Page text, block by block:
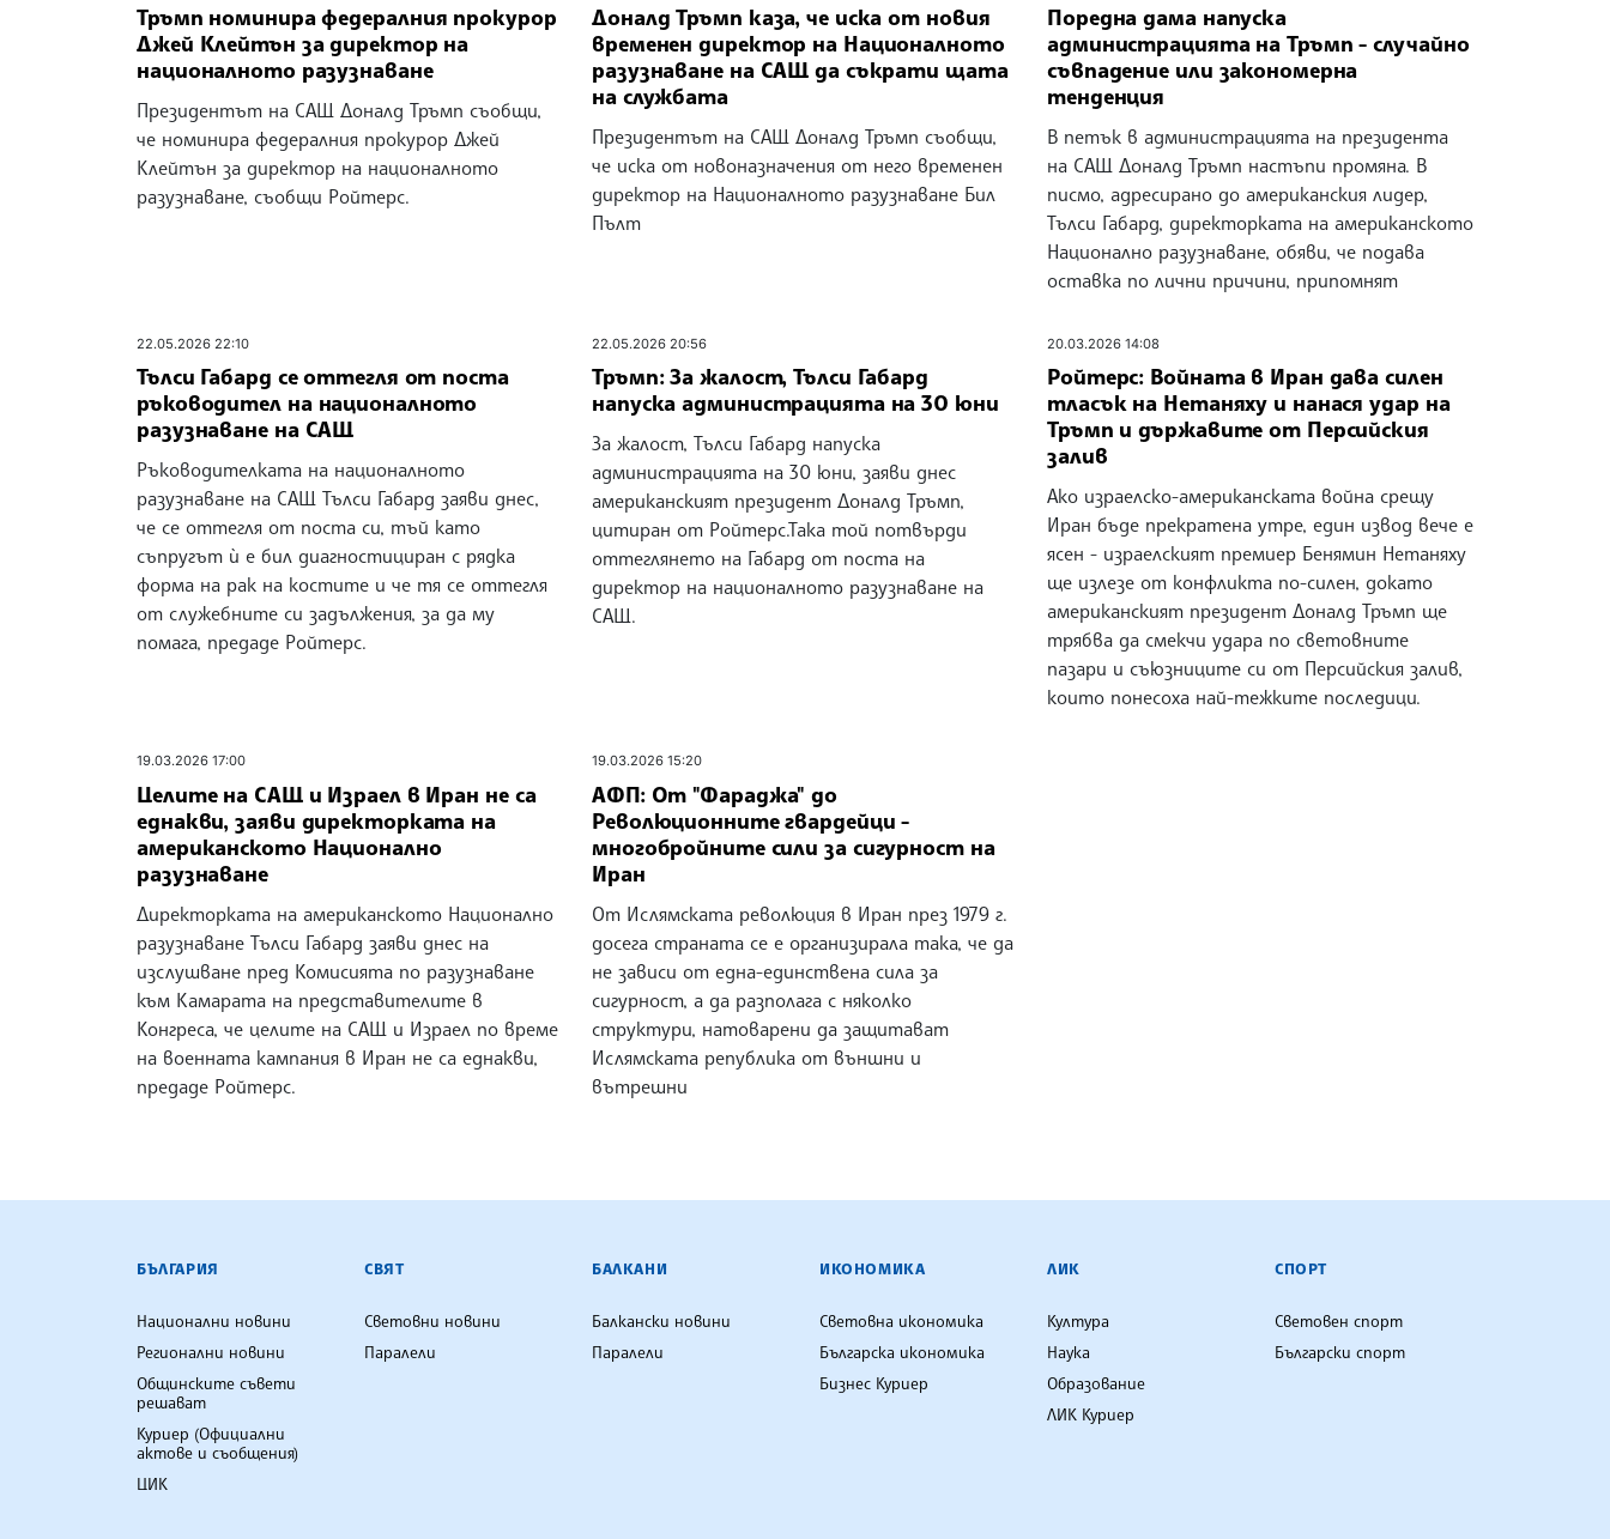
Тръмп номинира федералния прокурор
Джей Клейтън за директор на
националното разузнаване
Президентът на САЩ Доналд Тръмп съобщи,
че номинира федералния прокурор Джей
Клейтън за директор на националното
разузнаване, съобщи Ройтерс.
Доналд Тръмп каза, че иска от новия
временен директор на Националното
разузнаване на САЩ да съкрати щата
на службата
Президентът на САЩ Доналд Тръмп съобщи,
че иска от новоназначения от него временен
директор на Националното разузнаване Бил
Пълт
Поредна дама напуска
администрацията на Тръмп - случайно
съвпадение или закономерна
тенденция
В петък в администрацията на президента
на САЩ Доналд Тръмп настъпи промяна. В
писмо, адресирано до американския лидер,
Тълси Габард, директорката на американското
Национално разузнаване, обяви, че подава
оставка по лични причини, припомнят
22.05.2026 22:10
Тълси Габард се оттегля от поста
ръководител на националното
разузнаване на САЩ
Ръководителката на националното
разузнаване на САЩ Тълси Габард заяви днес,
че се оттегля от поста си, тъй като
съпругът ѝ е бил диагностициран с рядка
форма на рак на костите и че тя се оттегля
от служебните си задължения, за да му
помага, предаде Ройтерс.
22.05.2026 20:56
Тръмп: За жалост, Тълси Габард
напуска администрацията на 30 юни
За жалост, Тълси Габард напуска
администрацията на 30 юни, заяви днес
американският президент Доналд Тръмп,
цитиран от Ройтерс.Така той потвърди
оттеглянето на Габард от поста на
директор на националното разузнаване на
САЩ.
20.03.2026 14:08
Ройтерс: Войната в Иран дава силен
тласък на Нетаняху и нанася удар на
Тръмп и държавите от Персийския
залив
Ако израелско-американската война срещу
Иран бъде прекратена утре, един извод вече e
ясен - израелският премиер Бенямин Нетаняху
ще излезе от конфликта по-силен, докато
американският президент Доналд Тръмп ще
трябва да смекчи удара по световните
пазари и съюзниците си от Персийския залив,
които понесоха най-тежките последици.
19.03.2026 17:00
Целите на САЩ и Израел в Иран не са
еднакви, заяви директорката на
американското Национално
разузнаване
Директорката на американското Национално
разузнаване Тълси Габард заяви днес на
изслушване пред Комисията по разузнаване
към Камарата на представителите в
Конгреса, че целите на САЩ и Израел по време
на военната кампания в Иран не са еднакви,
предаде Ройтерс.
19.03.2026 15:20
АФП: От "Фараджа" до
Революционните гвардейци -
многобройните сили за сигурност на
Иран
От Ислямската революция в Иран през 1979 г.
досега страната се е организирала така, че да
не зависи от една-единствена сила за
сигурност, а да разполага с няколко
структури, натоварени да защитават
Ислямската република от външни и
вътрешни
БЪЛГАРСКА ТЕЛЕГРАФНА АГЕНЦИЯ
БЪЛГАРИЯ
Национални новини
Регионални новини
Общинските съвети
решават
Куриер (Официални
актове и съобщения)
ЦИК
СВЯТ
Световни новини
Паралели
БАЛКАНИ
Балкански новини
Паралели
ИКОНОМИКА
Световна икономика
Българска икономика
Бизнес Куриер
ЛИК
Култура
Наука
Образование
ЛИК Куриер
СПОРТ
Световен спорт
Български спорт